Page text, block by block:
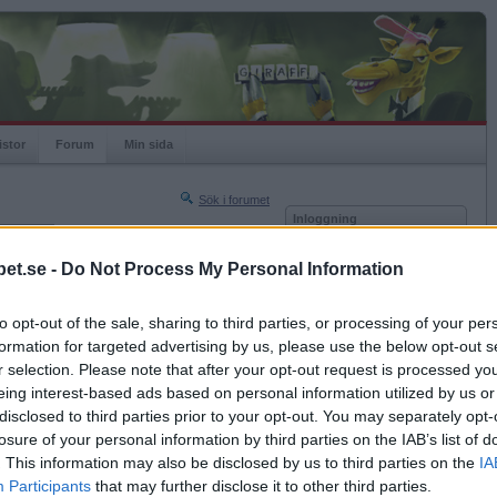
- Do Not Process My Personal Information
opt-out of the sale, sharing to third parties, or processing of your
for targeted advertising by us, please use the below opt-out
selection. Please note that after your opt-out request is processed
interest-based ads based on personal information utilized by us
to third parties prior to your opt-out. You may separately
of your personal information by third parties on the IAB’s list of
This information may also be disclosed by us to third parties on the
Participants that may further disclose it to other third parties.
Forum Min sida
Sök i forumet
Nästa sida »
2023-10-08 02:54
Inloggning
Kom ihåg mig
Glömt ditt lösenord?
Få ny aktiveringslänk
Betapet är gratis!